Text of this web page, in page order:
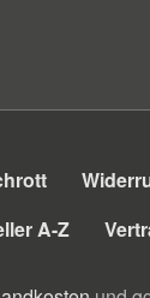
A-Z